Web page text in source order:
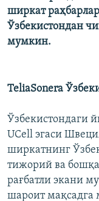
ширкат
Ўзбекистондан
мумкин.
TeliaSonera
Ўзбекистондаги
UCell эгаси
ширкатнинг
тижорий ва
рағбатли экани
шароит мақсадга